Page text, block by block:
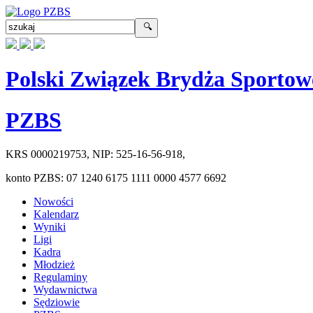
Polski Związek Brydża
PZBS
KRS 0000219753, NIP: 525-16-56-918,
konto PZBS: 07 1240 6175 1111 0000 4577 6692
Nowości
Kalendarz
Wyniki
Ligi
Kadra
Młodzież
Regulaminy
Wydawnictwa
Sędziowie